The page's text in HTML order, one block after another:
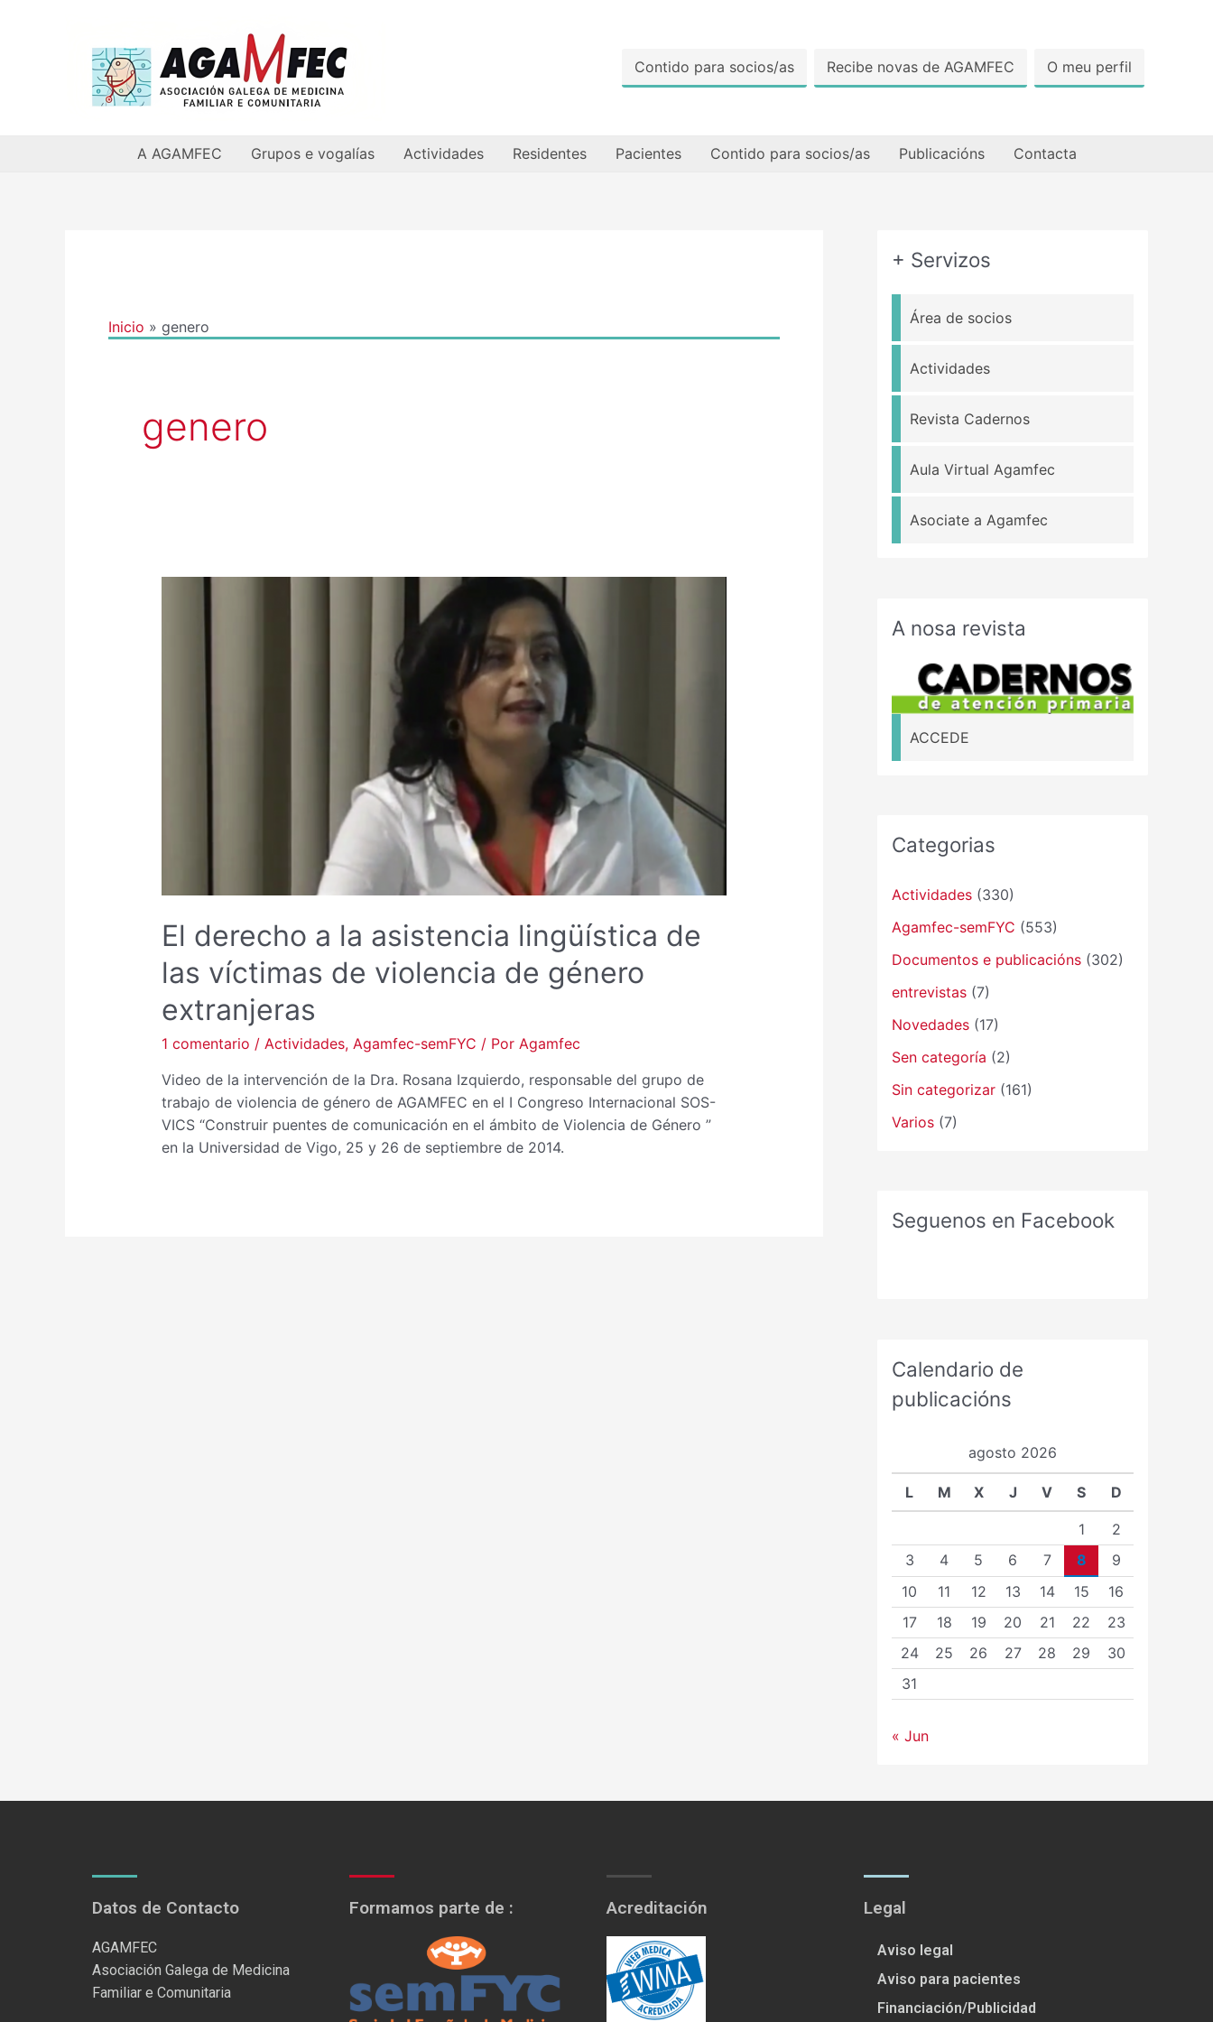
Contido para socios/as Recibe novas de AGAMFEC O meu perfil
A AGAMFEC Grupos e vogalías Actividades Residentes Pacientes Contido para socios/as Publicacións Contacta
Inicio genero
genero
El derecho a la asistencia lingüística de
las víctimas de violencia de género
extranjeras
1 comentario / Actividades, Agamfec-semFYC / Por Agamfec
Video de la intervención de la Dra. Rosana Izquierdo, responsable del grupo de
trabajo de violencia de género de AGAMFEC en el I Congreso Internacional SOS-
VICS “Construir puentes de comunicación en el ámbito de Violencia de Género ”
en la Universidad de Vigo, 25 y 26 de septiembre de 2014.
+ Servizos
Área de socios
Actividades
Revista Cadernos
Aula Virtual Agamfec
Asociate a Agamfec
A nosa revista
ACCEDE
Categorias
Actividades (330)
Agamfec-semFYC (553)
Documentos e publicacións (302)
entrevistas (7)
Novedades (17)
Sen categoría (2)
Sin categorizar (161)
Varios (7)
Seguenos en Facebook
Calendario de
publicacións
agosto 2026
L M X J V S D
1
2
3
4 5 6 7 8
9
10
11 12 13 14 15
16
17
18 19 20 21 22
23
24
25 26 27 28 29
30
31
« Jun
Datos de Contacto
AGAMFEC
Asociación Galega de Medicina
Familiar e Comunitaria
Formamos parte de : Acreditación Legal
Aviso legal
Aviso para pacientes
Financiación/Publicidad